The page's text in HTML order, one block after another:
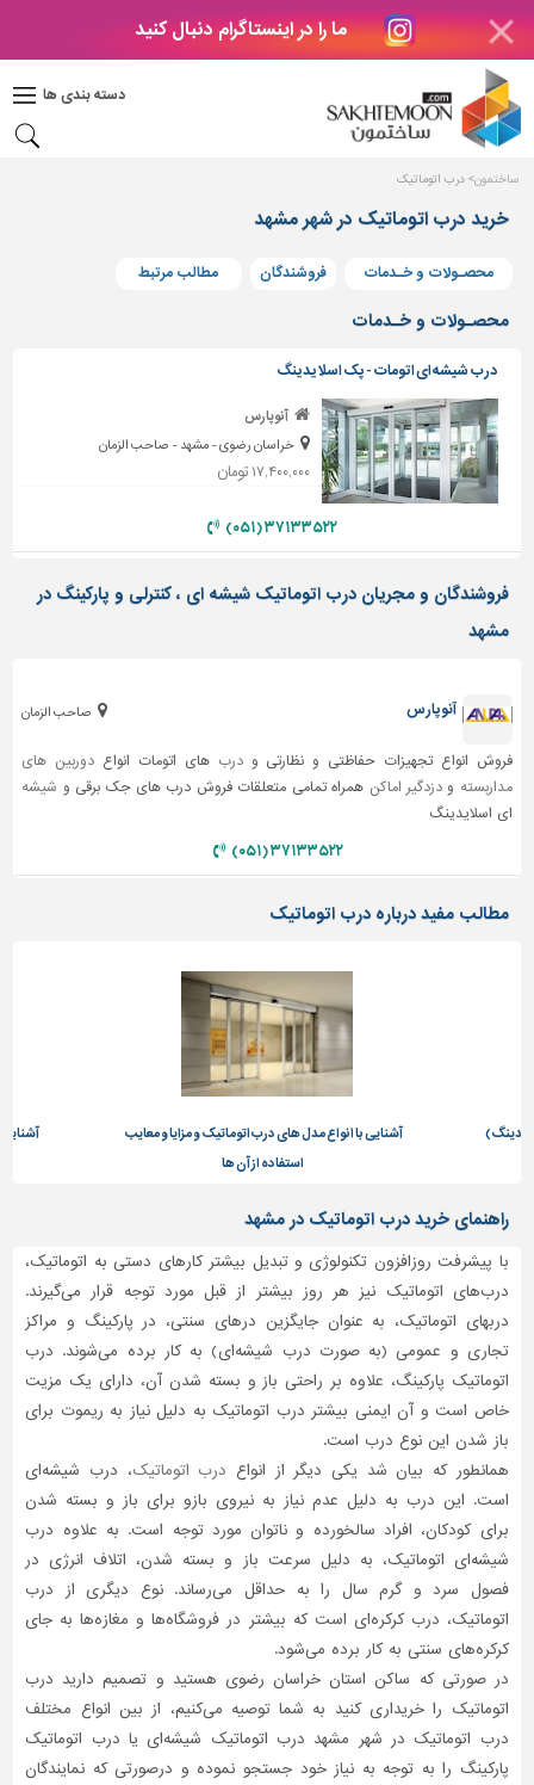
ما را در اینستاگرام دنبال کنید
دسته بندی ها
دکوراسیون
بتن
های
بتنی
و
پنجره
ساختمانی
پله،
نرده
و
حفاظ
و
و
ماشین
آلات
برقی،روشنایی،ایمنی
سازی
ساختمان
و
سازه
سایر
ساختمون درب اتوماتیک
خرید درب اتوماتیک در شهر مشهد
محصـولات و خـدمات فروشندگان مطالب مرتبط
محصـولات و خـدمات
درب شیشه ای اتومات - پک اسلایدینگ
آنوپارس
خراسان رضوی - مشهد - صاحب الزمان
۱۷,۴۰۰,۰۰۰ تومان
۳۷۱۳۳۵۲۲ (۰۵۱)
فروشندگان و مجریان درب اتوماتیک شیشه ای ، کنترلی و پارکینگ در
مشهد
صاحب الزمان آنوپارس
فروش انواع تجهیزات حفاظتی و نظارتی ودرب های اتومات انواع دوربین های
مداربسته ودزدگیر اماکن همراه تمامی متعلقات فروش درب های جک برقی و شیشه
ای اسلایدینگ
۳۷۱۳۳۵۲۲ (۰۵۱)
مطالب مفید درباره درب اتوماتیک
آشنایی با انواع مدل های درب اتوماتیک و مزایا و معایب
استفاده از آن ها
راهنمای خرید درب اتوماتیک در مشهد
با پیشرفت روزافزون تکنولوژی و تبدیل بیشتر کارهای دستی به اتوماتیک،
درب‌های اتوماتیک نیز هر روز بیشتر از قبل مورد توجه قرار می‌گیرند.
دربهای اتوماتیک، به عنوان جایگزین درهای سنتی، در پارکینگ و مراکز
تجاری و عمومی (به صورت درب شیشه‌ای) به کار برده می‌شوند. درب
اتوماتیک پارکینگ، علاوه بر راحتی باز و بسته شدن آن، دارای یک مزیت
خاص است و آن ایمنی بیشتر درب اتوماتیک به دلیل نیاز به ریموت برای
باز شدن این نوع درب است.
همانطور که بیان شد یکی دیگر از انواع درب اتوماتیک، درب شیشه‌ای
است. این درب به دلیل عدم نیاز به نیروی بازو برای باز و بسته شدن
برای کودکان، افراد سالخورده و ناتوان مورد توجه است. به علاوه درب
شیشه‌ای اتوماتیک، به دلیل سرعت باز و بسته شدن، اتلاف انرژی در
فصول سرد و گرم سال را به حداقل می‌رساند. نوع دیگری از درب
اتوماتیک، درب کرکره‌‌ای است که بیشتر در فروشگاه‌ها و مغازه‌ها به جای
کرکره‌های سنتی به کار برده می‌شود.
در صورتی که ساکن استان خراسان رضوی هستید و تصمیم دارید درب
اتوماتیک را خریداری کنید به شما توصیه می‌کنیم، از بین انواع مختلف
درب اتوماتیک در شهر مشهد درب اتوماتیک شیشه‌ای یا درب اتوماتیک
پارکینگ را به توجه به نیاز خود جستجو نموده و درصورتی‌ که نمایندگان